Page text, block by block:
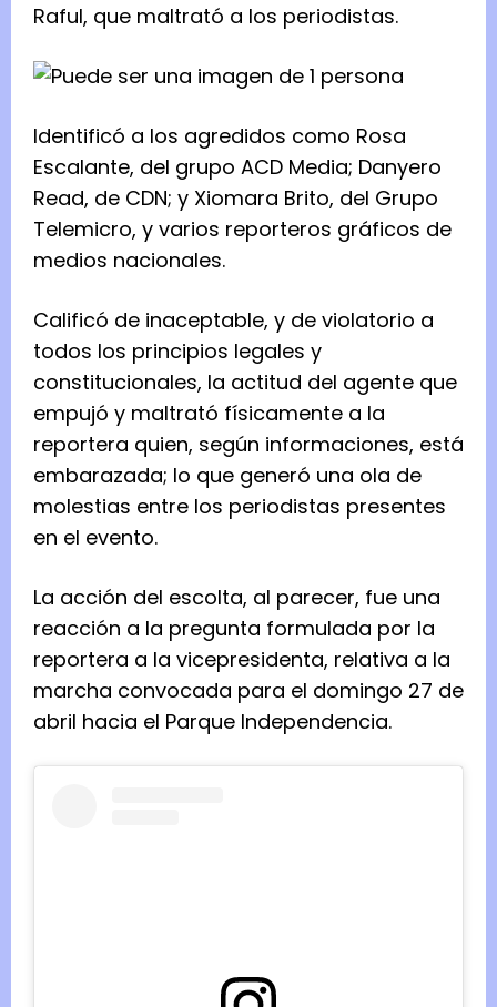
Raful, que maltrató a los periodistas.
Identificó a los agredidos como Rosa
Escalante, del grupo ACD Media; Danyero
Read, de CDN; y Xiomara Brito, del Grupo
Telemicro, y varios reporteros gráficos de
medios nacionales.
Calificó de inaceptable, y de violatorio a
todos los principios legales y
constitucionales, la actitud del agente que
empujó y maltrató físicamente a la
reportera quien, según informaciones, está
embarazada; lo que generó una ola de
molestias entre los periodistas presentes
en el evento.
La acción del escolta, al parecer, fue una
reacción a la pregunta formulada por la
reportera a la vicepresidenta, relativa a la
marcha convocada para el domingo 27 de
abril hacia el Parque Independencia.